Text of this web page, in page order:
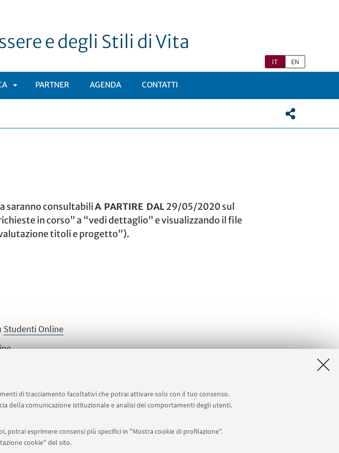
di tracciamento facoltativi che potrai attivare solo con il tuo consenso.
della comunicazione istituzionale e analisi dei comportamenti degli utenti.
potrai esprimere consensi più specifici in "Mostra cookie di profilazione".
cookie" del sito.
e degli Stili di Vita
IT EN
PARTNER AGENDA CONTATTI
saranno consultabiliA PARTIRE DAL29/05/2020 sul
in corso” a “vedi dettaglio” e visualizzando il file
titoli e progetto”).
Studenti Online